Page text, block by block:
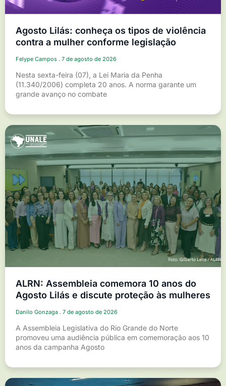
Agosto Lilás: conheça os tipos de violência
contra a mulher conforme legislação
Felype Campos 7 de agosto de 2026
Nesta sexta-feira (07), a Lei Maria da Penha
(11.340/2006) completa 20 anos. A norma garante um
grande avanço no combate
ALRN: Assembleia comemora 10 anos do
Agosto Lilás e discute proteção às mulheres
Danilo Gonzaga 7 de agosto de 2026
A Assembleia Legislativa do Rio Grande do Norte
promoveu uma audiência pública em comemoração aos 10
anos da campanha Agosto